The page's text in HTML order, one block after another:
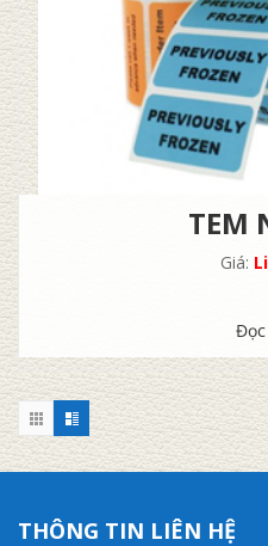
TEM
Giá:
THÔNG TIN LIÊN HỆ